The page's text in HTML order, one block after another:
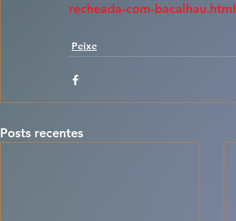
recheada-com-bacalhau.html
Peixe
Posts recentes